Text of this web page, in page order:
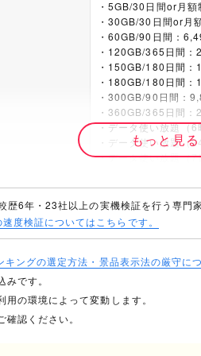
・5GB/30日間or月
・30GB/30日間or月
・60GB/90日間：
・120GB/365日間：
・150GB/180日間：
・180GB/180日間：
・300GB/90日間：
・360GB/365日間：
・データ使い放題（
・データ使い放題（
・データ使い放題（7
Ping値：39.44ms
測定件数：30,586件
・5分以内かけ放題：
もっと見る
歴6年・23社以上の実機検証を行う専門
度検証についてはこちらです。
キングの選定方法・景品表示法の厳守に
です。
の環境によって変動します。
認ください。